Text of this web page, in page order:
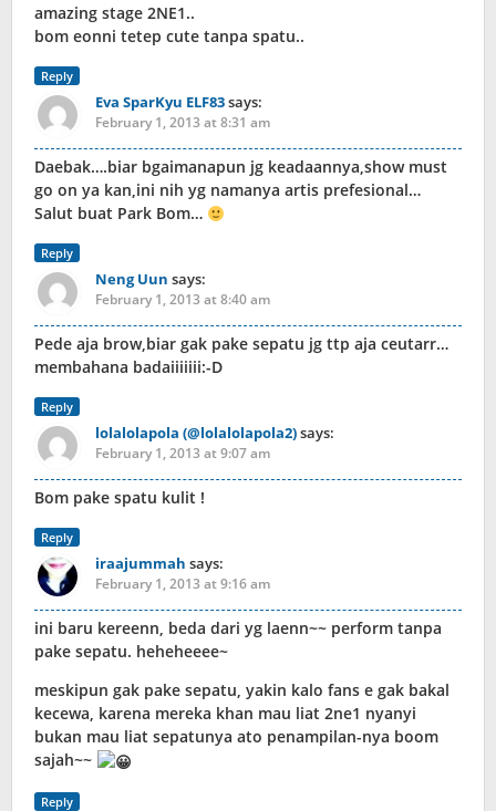
amazing stage 2NE1..
bom eonni tetep cute tanpa spatu..
Reply
Eva SparKyu ELF83says:
February 1, 2013 at 8:31 am
Daebak….biar bgaimanapun jg keadaannya,show must
go on ya kan,ini nih yg namanya artis prefesional…
Salut buat Park Bom…
Reply
Neng Uun says:
February 1, 2013 at 8:40 am
Pede aja brow,biar gak pake sepatu jg ttp aja ceutarr…
membahana badaiiiiiii:-D
Reply
lolalolapola (@lolalolapola2)says:
February 1, 2013 at 9:07 am
Bom pake spatu kulit !
Reply
iraajummah says:
February 1, 2013 at 9:16 am
ini baru kereenn, beda dari yg laenn~~ perform tanpa
pake sepatu. heheheeee~
meskipun gak pake sepatu, yakin kalo fans e gak bakal
kecewa, karena mereka khan mau liat 2ne1 nyanyi
bukan mau liat sepatunya ato penampilan-nya boom
sajah~~
Reply